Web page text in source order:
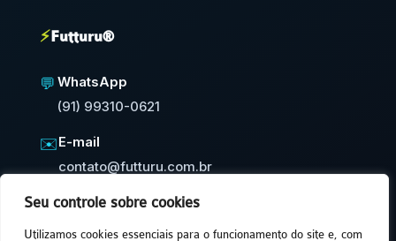
Seu controle sobre cookies
Utilizamos cookies essenciais para o funcionamento do site e, com
⚡Futturu®
💬 WhatsApp
(91) 99310-0621
✉️E-mail
contato@futturu.com.br
⚡Resposta em até 24h úteis